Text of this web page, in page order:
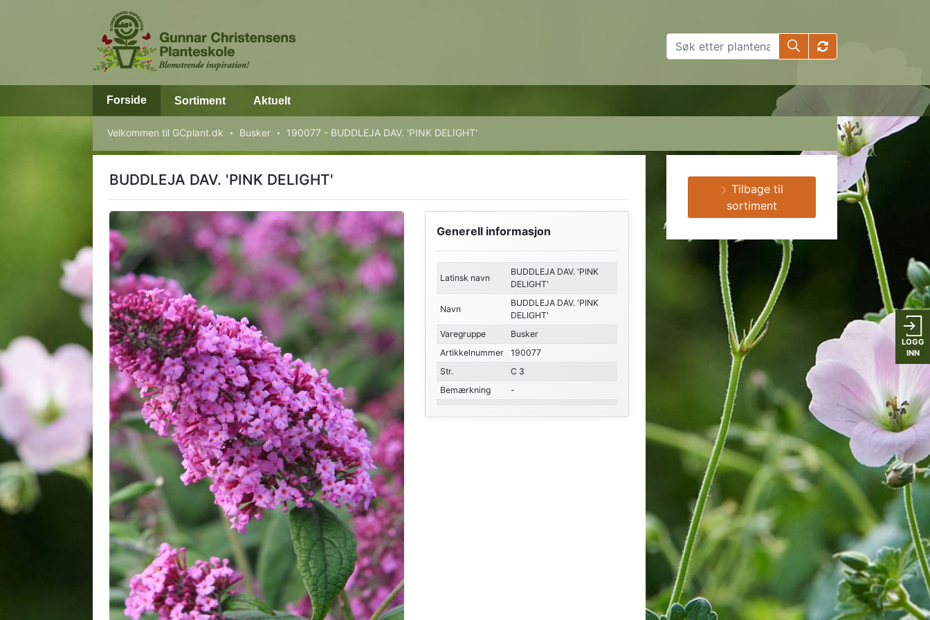
LOGG
INN
Forside Sortiment Aktuelt
Velkommen til GCplant.dk Busker 190077 - BUDDLEJA DAV. 'PINK DELIGHT'
BUDDLEJA DAV. 'PINK DELIGHT'
Generell informasjon
Latinsk navn
BUDDLEJA DAV. 'PINK
DELIGHT'
Navn
BUDDLEJA DAV. 'PINK
DELIGHT'
Varegruppe
Busker
Artikkelnummer
190077
Str.
C 3
Bemærkning
-
Tilbage til
sortiment